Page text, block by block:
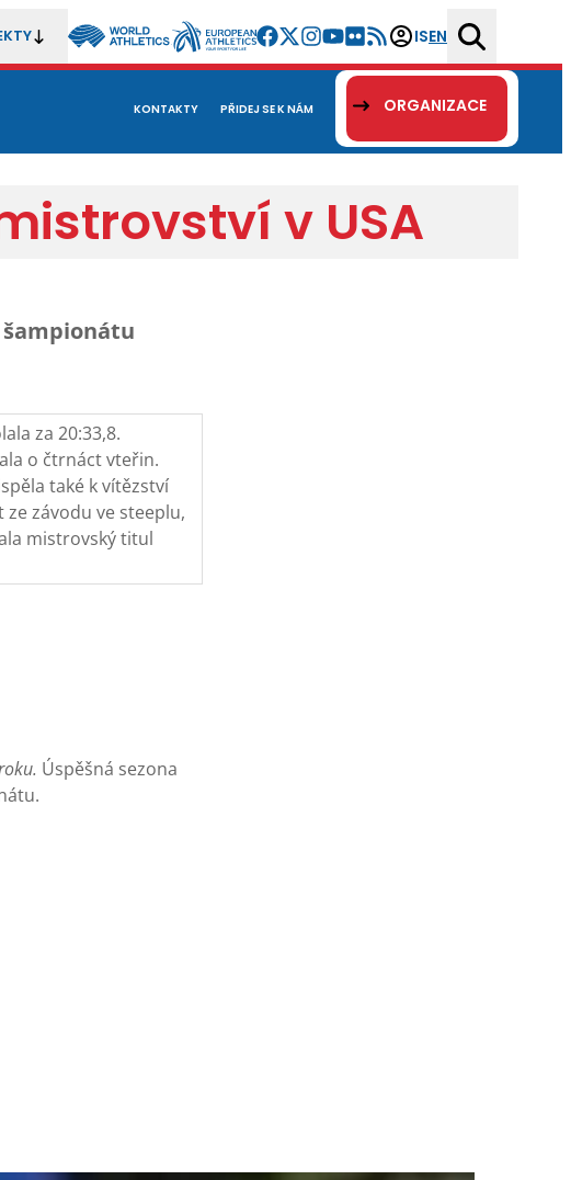
ISEN
KONTAKTY PŘIDEJ SE K NÁM ORGANIZACE
v USA
za 20:33,8.
o čtrnáct vteřin.
také k vítězství
závodu ve steeplu,
mistrovský titul
Úspěšná sezona